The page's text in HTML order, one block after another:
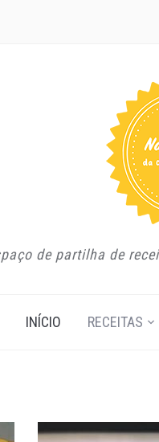
de partilha de
INÍCIO RECEITAS